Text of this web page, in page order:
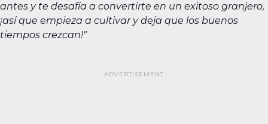
antes y te desafía a convertirte en un exitoso granjero,
¡así que empieza a cultivar y deja que los buenos
tiempos crezcan!"